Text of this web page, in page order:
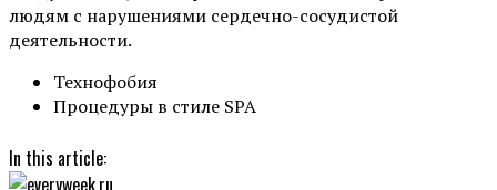
людям с нарушениями сердечно-сосудистой
деятельности.
Технофобия
Процедуры в стиле SPA
In this article: